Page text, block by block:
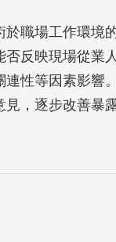
職場工作環境
反映現場從業
性等因素影響
，逐步改善暴
與作業環境測
全衛生管理系